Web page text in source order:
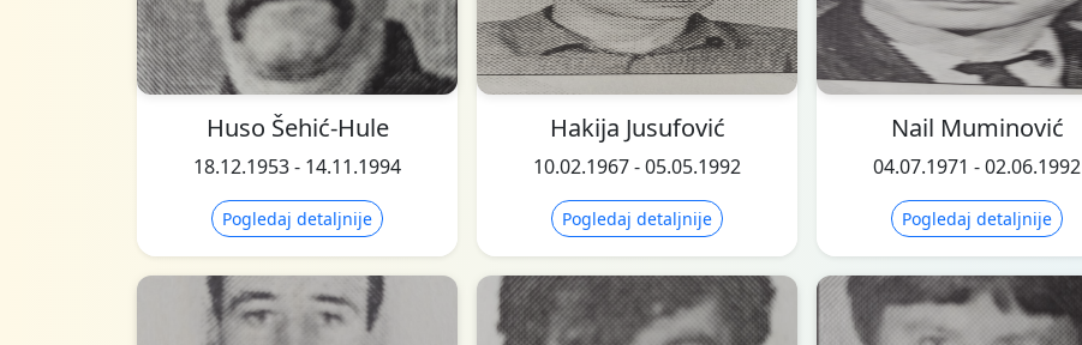
Huso Šehić-Hule
18.12.1953 - 14.11.1994
Pogledaj detaljnije
Hakija Jusufović
10.02.1967 - 05.05.1992
Pogledaj detaljnije
Nail Muminović
04.07.1971 - 02.06.1992
Pogledaj detaljnije